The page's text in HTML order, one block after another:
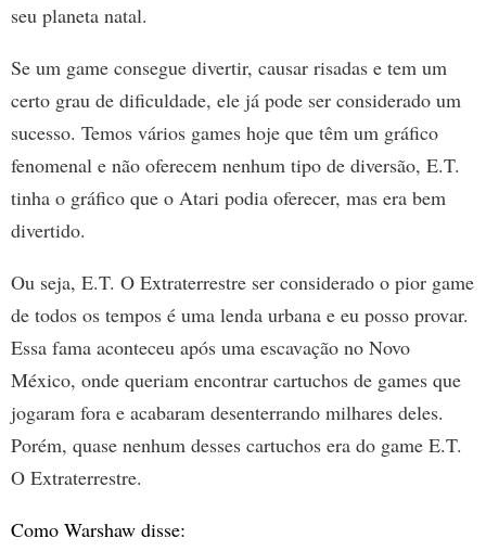
seu planeta natal.
Se um game consegue divertir, causar risadas e tem um
certo grau de dificuldade, ele já pode ser considerado um
sucesso. Temos vários games hoje que têm um gráfico
fenomenal e não oferecem nenhum tipo de diversão, E.T.
tinha o gráfico que o Atari podia oferecer, mas era bem
divertido.
Ou seja, E.T. O Extraterrestre ser considerado o pior game
de todos os tempos é uma lenda urbana e eu posso provar.
Essa fama aconteceu após uma escavação no Novo
México, onde queriam encontrar cartuchos de games que
jogaram fora e acabaram desenterrando milhares deles.
Porém, quase nenhum desses cartuchos era do game E.T.
O Extraterrestre.
Como Warshaw disse: